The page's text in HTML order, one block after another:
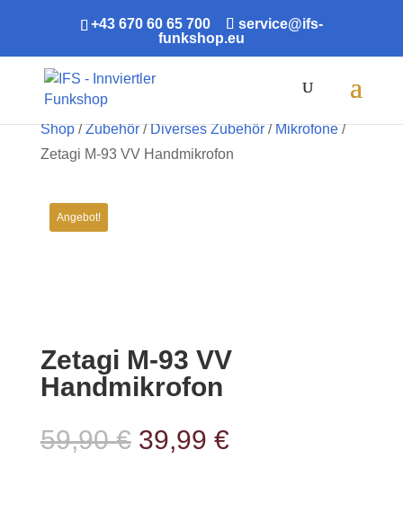
+43 670 60 65 700
service@ifs-
funkshop.eu
Shop/Zubehör/Diverses Zubehör/Mikrofone/
Zetagi M-93 VV Handmikrofon
Angebot!
Zetagi M-93 VV
Handmikrofon
59,90€ Ursprünglicher
39,99 €Aktueller